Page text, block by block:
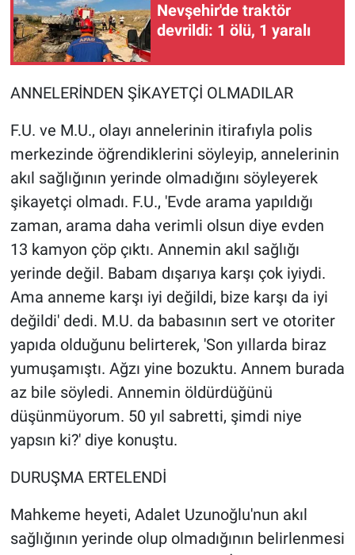
Nevşehir'de traktör
devrildi: 1 ölü, 1 yaralı
ANNELERİNDEN ŞİKAYETÇİ OLMADILAR
F.U. ve M.U., olayı annelerinin itirafıyla polis
merkezinde öğrendiklerini söyleyip, annelerinin
akıl sağlığının yerinde olmadığını söyleyerek
şikayetçi olmadı. F.U., 'Evde arama yapıldığı
zaman, arama daha verimli olsun diye evden
13 kamyon çöp çıktı. Annemin akıl sağlığı
yerinde değil. Babam dışarıya karşı çok iyiydi.
Ama anneme karşı iyi değildi, bize karşı da iyi
değildi' dedi. M.U. da babasının sert ve otoriter
yapıda olduğunu belirterek, 'Son yıllarda biraz
yumuşamıştı. Ağzı yine bozuktu. Annem burada
az bile söyledi. Annemin öldürdüğünü
düşünmüyorum. 50 yıl sabretti, şimdi niye
yapsın ki?' diye konuştu.
DURUŞMA ERTELENDİ
Mahkeme heyeti, Adalet Uzunoğlu'nun akıl
sağlığının yerinde olup olmadığının belirlenmesi